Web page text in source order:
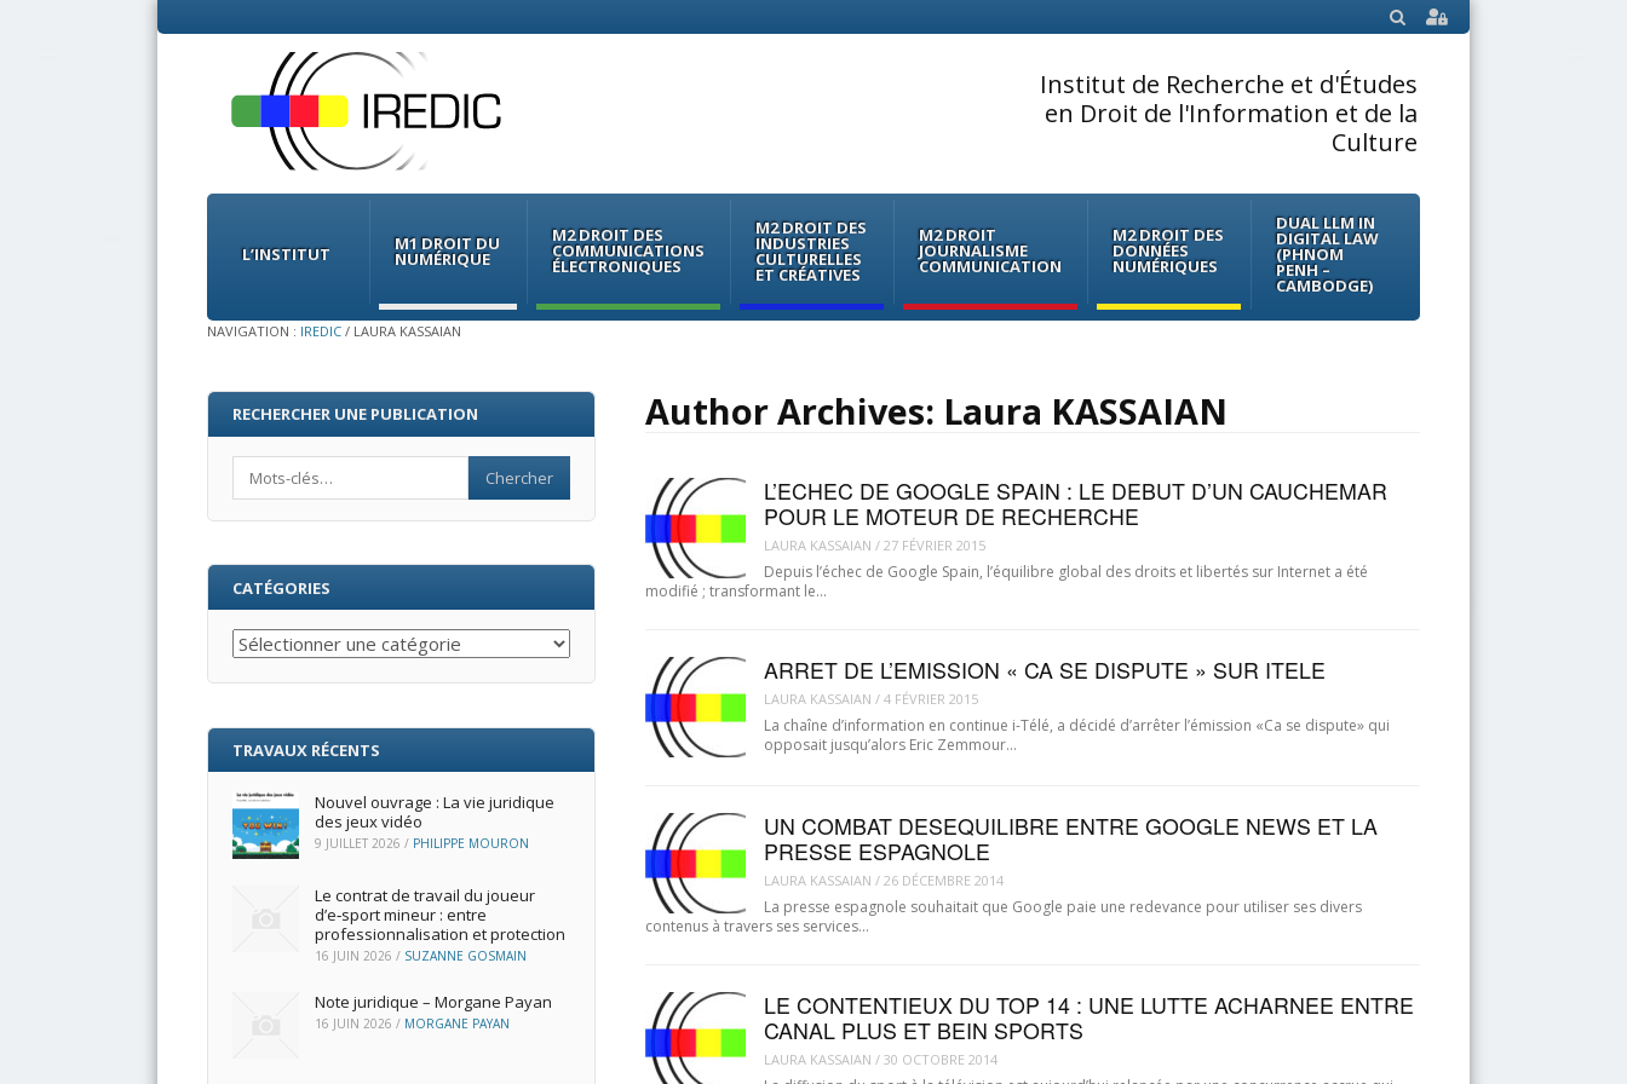
SEARCH
Institut de Recherche et d'Études
en Droit de l'Information et de la
Culture
Menu
Skip
contentL’INSTITUT M1 DROIT DU
NUMÉRIQUE
M2 DROIT DES
COMMUNICATIONS
ÉLECTRONIQUES
M2 DROIT DES
INDUSTRIES
CULTURELLES
ET CRÉATIVES
M2 DROIT
JOURNALISME
COMMUNICATION
M2 DROIT DES
DONNÉES
NUMÉRIQUES
DUAL LLM IN
DIGITAL LAW
(PHNOM
PENH –
CAMBODGE)
NAVIGATION : IREDIC / LAURA KASSAIAN
Author Archives: Laura KASSAIAN
L’ECHEC DE GOOGLE SPAIN : LE DEBUT D’UN CAUCHEMAR
POUR LE MOTEUR DE RECHERCHE
LAURA KASSAIAN / 27 FÉVRIER 2015
Depuis l’échec de Google Spain, l’équilibre global des droits et libertés sur Internet a été
modifié ; transformant le…
ARRET DE L’EMISSION « CA SE DISPUTE » SUR ITELE
LAURA KASSAIAN / 4 FÉVRIER 2015
La chaîne d’information en continue i-Télé, a décidé d’arrêter l’émission «Ca se dispute» qui
opposait jusqu’alors Eric Zemmour…
UN COMBAT DESEQUILIBRE ENTRE GOOGLE NEWS ET LA
PRESSE ESPAGNOLE
LAURA KASSAIAN / 26 DÉCEMBRE 2014
La presse espagnole souhaitait que Google paie une redevance pour utiliser ses divers
contenus à travers ses services…
LE CONTENTIEUX DU TOP 14 : UNE LUTTE ACHARNEE ENTRE
CANAL PLUS ET BEIN SPORTS
LAURA KASSAIAN / 30 OCTOBRE 2014
RECHERCHER UNE PUBLICATION
CATÉGORIES
Catégories
TRAVAUX RÉCENTS
Nouvel ouvrage : La vie juridique
des jeux vidéo
9 JUILLET 2026 / PHILIPPE MOURON
Le contrat de travail du joueur
d’e‑sport mineur : entre
professionnalisation et protection
16 JUIN 2026 / SUZANNE GOSMAIN
Note juridique – Morgane Payan
16 JUIN 2026 / MORGANE PAYAN